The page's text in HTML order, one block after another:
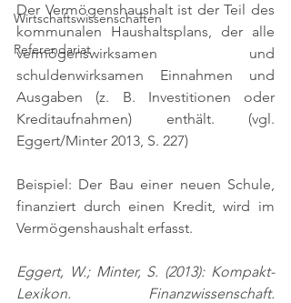
Wirtschaftswissenschaften
Referendariat
Der Vermögenshaushalt ist der Teil des
kommunalen Haushaltsplans, der alle
vermögenswirksamen und
schuldenwirksamen Einnahmen und
Ausgaben (z. B. Investitionen oder
Kreditaufnahmen) enthält. (vgl.
Eggert/Minter 2013, S. 227)
Beispiel: Der Bau einer neuen Schule,
finanziert durch einen Kredit, wird im
Vermögenshaushalt erfasst.
Eggert, W.; Minter, S. (2013): Kompakt-
Lexikon. Finanzwissenschaft.